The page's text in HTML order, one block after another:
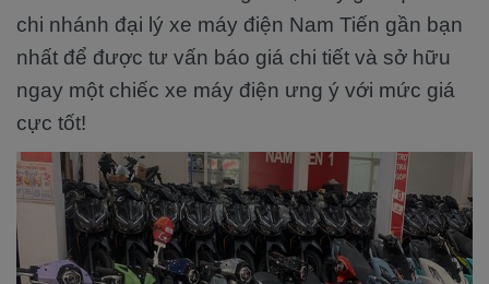
chi nhánh đại lý xe máy điện Nam Tiến gần bạn
nhất để được tư vấn báo giá chi tiết và sở hữu
ngay một chiếc xe máy điện ưng ý với mức giá
cực tốt!